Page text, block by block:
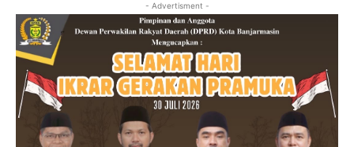
- Advertisment -